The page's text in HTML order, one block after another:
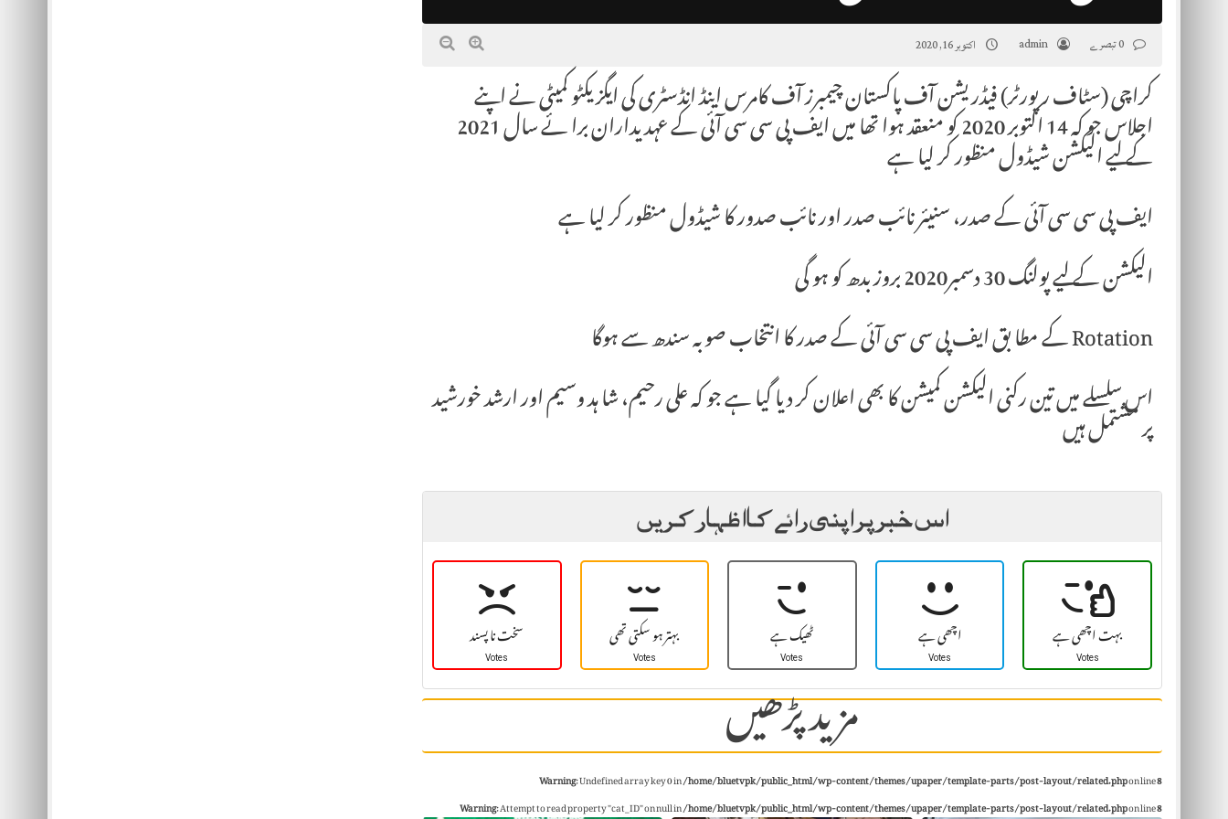
admin اکتوبر 16, 2020
کراچی (سٹاف رپورٹر) فیڈریشن آف پاکستان چیمبرز آف کامرس اینڈ انڈسٹری کی ایگزیکٹو کمیٹی نے اپنے
اجلاس جو کہ 14 اکتوبر 2020 کو منعقد ہوا تھا میں ایف پی سی سی آئی کے عہدیداران برا ئے سال 2021
کے لیے الیکشن شیڈول منظور کر لیا ہے
ایف پی سی سی آئی کے صدر، سنیئر نائب صدر اور نائب صدور کا شیڈول منظور کر لیا ہے
الیکشن کے لیے پولنگ 30 دسمبر2020 بروز بدھ کو ہو گی
Rotation کے مطا بق ایف پی سی سی آئی کے صدر کا انتخاب صوبہ سندھ سے ہوگا
اس سلسلے میں تین رکنی الیکشن کمیشن کا بھی اعلان کر دیا گیا ہے جو کہ علی رحیم، شا ہد وسیم اور ارشد خورشید
پر مشتمل ہیں
اس خبر پر اپنی رائے کا اظہار کریں
سخت نا پسند
Votes بہتر ہو سکتی تھی
Votes ٹھیک ہے
Votes اچھی ہے
Votes بہت اچھی ہے
Votes
مزید پڑھیں Warning: Undefined array key 0 in/home/bluetvpk/public_html/wp-content/themes/upaper/template-parts/post-layout/related.phpon line8
Warning: Attempt to read property "cat_ID" on null in/home/bluetvpk/public_html/wp-content/themes/upaper/template-parts/post-layout/related.phpon line8